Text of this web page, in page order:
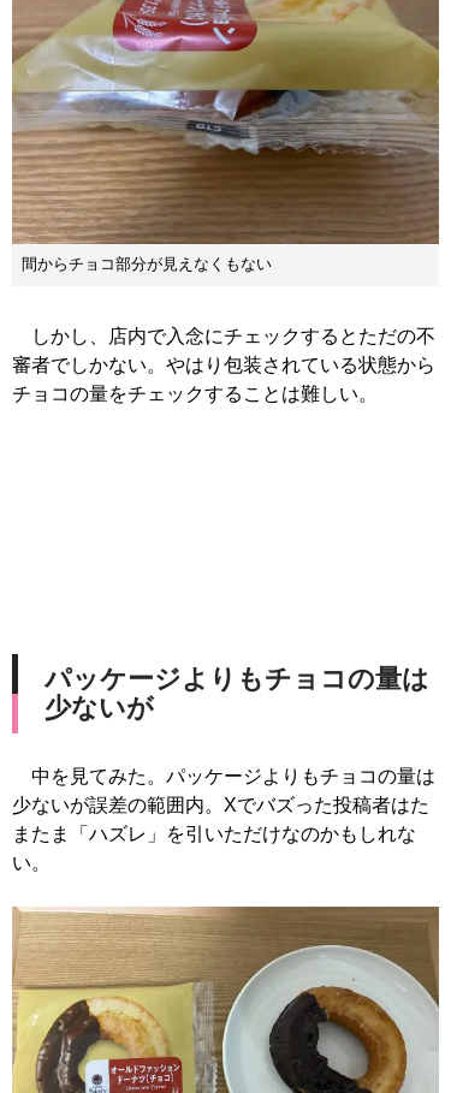
間からチョコ部分が見えなくもない
しかし、店内で入念にチェックするとただの不
審者でしかない。やはり包装されている状態から
チョコの量をチェックすることは難しい。
パッケージよりもチョコの量は
少ないが
中を見てみた。パッケージよりもチョコの量は
少ないが誤差の範囲内。Xでバズった投稿者はた
またま「ハズレ」を引いただけなのかもしれな
い。